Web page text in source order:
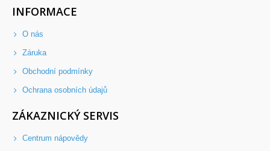
INFORMACE
O nás
Záruka
Obchodní podmínky
Ochrana osobních údajů
ZÁKAZNICKÝ SERVIS
Centrum nápovědy